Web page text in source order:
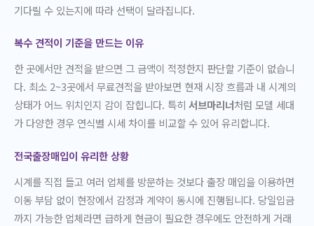
기다릴 수 있는지에 따라 선택이 달라집니다.
복수 견적이 기준을 만드는 이유
한 곳에서만 견적을 받으면 그 금액이 적정한지 판단할 기준이 없습니
다. 최소 2~3곳에서 무료견적을 받아보면 현재 시장 흐름과 내 시계의
상태가 어느 위치인지 감이 잡힙니다. 특히 서브마리너처럼 모델 세대
가 다양한 경우 연식별 시세 차이를 비교할 수 있어 유리합니다.
전국출장매입이 유리한 상황
시계를 직접 들고 여러 업체를 방문하는 것보다 출장 매입을 이용하면
이동 부담 없이 현장에서 감정과 계약이 동시에 진행됩니다. 당일입금
까지 가능한 업체라면 급하게 현금이 필요한 경우에도 안전하게 거래